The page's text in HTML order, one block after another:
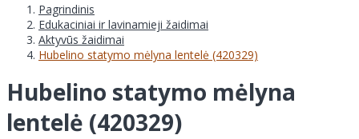
Pagrindinis
Edukaciniai ir lavinamieji žaidimai
Aktyvūs žaidimai
Hubelino statymo mėlyna lentelė (420329)
Hubelino statymo mėlyna
lentelė (420329)